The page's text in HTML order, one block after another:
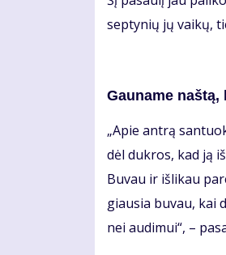
sep­ty­nių jų vai­kų,
Gau­na­me naš­tą,
„Apie an­trą
dėl duk­ros, kad ją
Bu­vau ir iš­li­kau
giau­sia bu­vau, kai
nei au­di­mui“, –